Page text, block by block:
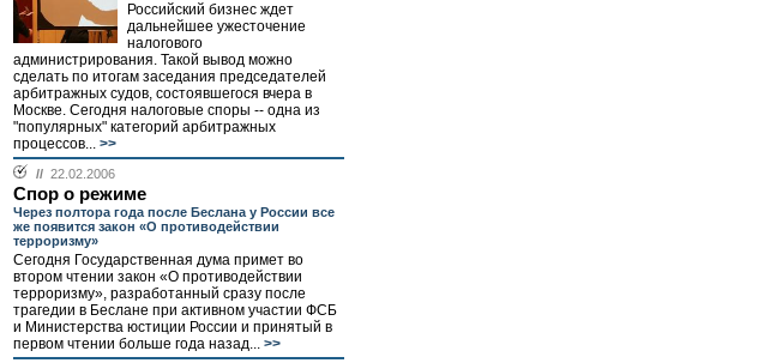
Российский бизнес ждет
дальнейшее ужесточение
налогового
администрирования. Такой вывод можно
сделать по итогам заседания председателей
арбитражных судов, состоявшегося вчера в
Москве. Сегодня налоговые споры -- одна из
"популярных" категорий арбитражных
процессов... >>
// 22.02.2006
Спор о режиме
Через полтора года после Беслана у России все
же появится закон «О противодействии
терроризму»
Сегодня Государственная дума примет во
втором чтении закон «О противодействии
терроризму», разработанный сразу после
трагедии в Беслане при активном участии ФСБ
и Министерства юстиции России и принятый в
первом чтении больше года назад... >>